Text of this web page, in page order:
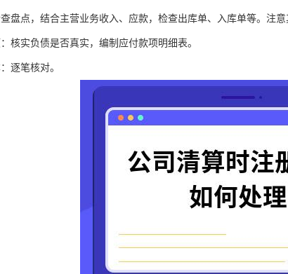
盘点，结合主营业务收入、应款，检查出库单、入库单等。注意
核实负债是否真实，编制应付款项明细表。
逐笔核对。